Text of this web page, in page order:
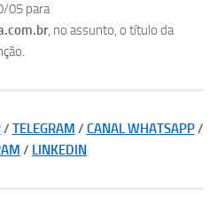
05 para
, no assunto, o título da
/ TELEGRAM / CANAL WHATSAPP/
/ LINKEDIN